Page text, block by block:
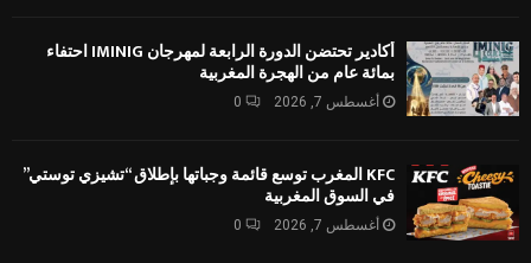
أكادير تحتضن الدورة الرابعة لمهرجان IMINIG احتفاء
بمائة عام من الهجرة المغربية
أغسطس 7, 2026 0
KFC المغرب توسع قائمة وجباتها بإطلاق “تشيزي توستي”
في السوق المغربية
أغسطس 7, 2026 0